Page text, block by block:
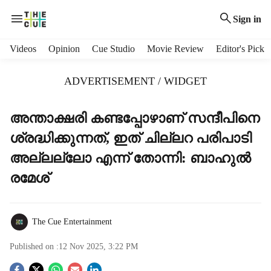
Sign in
Videos Opinion Cue Studio Movie Review Editor's Pick
ADVERTISEMENT / WIDGET
അന്താക്ഷരി കണ്ടപ്പോഴാണ് സന്ദീപിനെ
ശ്രദ്ധിക്കുന്നത്, ഇത് ചില്ലറ പരിപാടി
അല്ലല്ലോ എന്ന് തോന്നി: ബാഹുൽ
രമേശ്
The Cue Entertainment
Published on :12 Nov 2025, 3:22 PM